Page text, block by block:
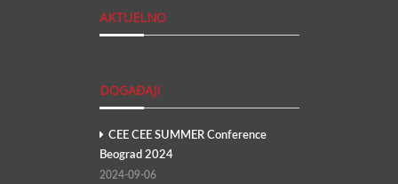
AKTUELNO
DOGAĐAJI
CEE CEE SUMMER Conference
Beograd 2024
2024-09-06